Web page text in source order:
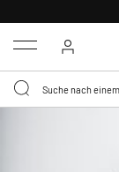
Menu